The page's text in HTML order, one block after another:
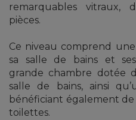
remarquables vitraux,
pièces.
Ce niveau comprend
sa salle de bains et
grande chambre dotée
salle de bains, ainsi
bénéficiant également de
toilettes.